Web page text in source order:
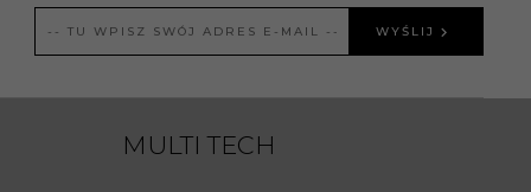
WYŚLIJ
MULTI TECH